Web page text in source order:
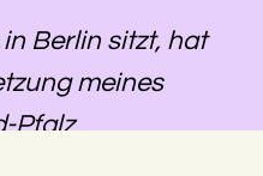
Berlin sitzt, hat
meines
Pfalz